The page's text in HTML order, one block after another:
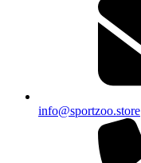
info@sportzoo.store